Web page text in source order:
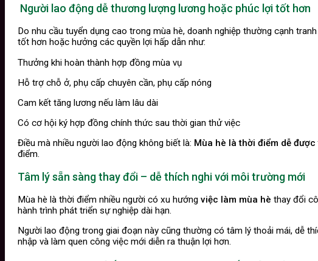
Người lao động dễ thương lượng lương hoặc phúc lợi tốt hơn
Do nhu cầu tuyển dụng cao trong mùa hè, doanh nghiệp thường cạnh
tốt hơn hoặc hưởng các quyền lợi hấp dẫn như:
Thưởng khi hoàn thành hợp đồng mùa vụ
Hỗ trợ chỗ ở, phụ cấp chuyên cần, phụ cấp nóng
Cam kết tăng lương nếu làm lâu dài
Có cơ hội ký hợp đồng chính thức sau thời gian thử việc
Điều mà nhiều người lao động không biết là: Mùa hè là thời điểm dễ
điểm.
Tâm lý sẵn sàng thay đổi – dễ thích nghi với môi trường mới
Mùa hè là thời điểm nhiều người có xu hướng việc làm mùa hè thay đổi
hành trình phát triển sự nghiệp dài hạn.
Người lao động trong giai đoạn này cũng thường có tâm lý thoải mái, dễ
nhập và làm quen công việc mới diễn ra thuận lợi hơn.